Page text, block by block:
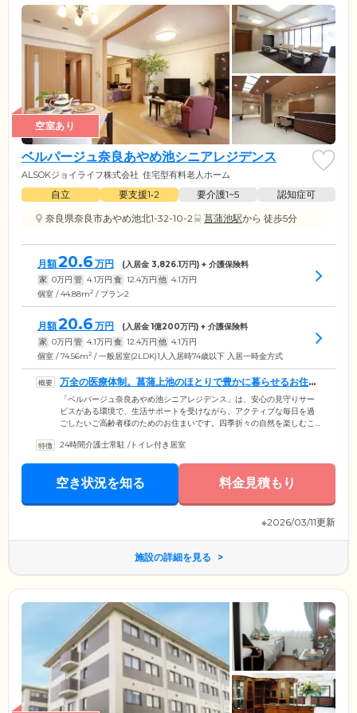
空室あり
ベルパージュ奈良あやめ池シニアレジデンス
ALSOKジョイライフ株式会社 住宅型有料老人ホーム
自立 要支援1•2 要介護1~5
認知症可
奈良県奈良市あやめ池北1-32-10-2
菖蒲池駅から 徒歩5分
月額20.6 万円 (入居金 3,826.1万円) + 介護保険料
家 0万円 管 4.1万円 食 12.4万円 他 4.1万円
個室 / 44.88m2 / プラン2
月額20.6 万円 (入居金1億200万円) + 介護保険料
家 0万円 管 4.1万円 食 12.4万円 他 4.1万円
個室 / 74.56m2 / 一般居室(2LDK)1人入居時74歳以下 入居一時金方式
万全の医療体制。菖蒲上池のほとりで豊かに暮らせるお住ま
いです
「ベルパージュ奈良あやめ池シニアレジデンス」は、安心の見守りサー
ビスがある環境で、生活サポートを受けながら、アクティブな毎日を過
ごしたいご高齢者様のためのお住まいです。四季折々の自然を楽しむこ
ら徒歩6分と交通アクセスが良好です。館内には介護経験の豊富なスタッ
薬管理などの健康維持のサポートまで幅広く対応。また、近隣の複数の
医療機関と連携しており、緊急時の医療体制も万全です。通院が困難な
ださい。
24時間介護士常駐 /トイレ付き居室
空き状況を知る 料金見積もり
※2026/03/11更新
施設の詳細を見る